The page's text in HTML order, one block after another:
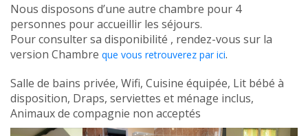
Nous disposons d’une autre chambre pour 4
personnes pour accueillir les séjours.
Pour consulter sa disponibilité , rendez-vous sur la
version Chambre que vous retrouverez par ici.
Salle de bains privée, Wifi, Cuisine équipée, Lit bébé à
disposition, Draps, serviettes et ménage inclus,
Animaux de compagnie non acceptés